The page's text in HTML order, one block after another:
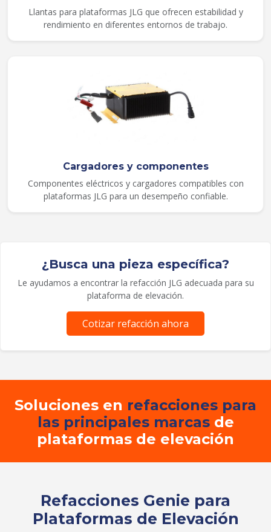
Llantas para plataformas JLG que ofrecen estabilidad y
rendimiento en diferentes entornos de trabajo.
Cargadores y componentes
Componentes eléctricos y cargadores compatibles con
plataformas JLG para un desempeño confiable.
¿Busca una pieza específica?
Le ayudamos a encontrar la refacción JLG adecuada para su
plataforma de elevación.
Cotizar refacción ahora
Soluciones en refacciones para
las principales marcasde
plataformas de elevación
Refacciones Genie para
Plataformas de Elevación